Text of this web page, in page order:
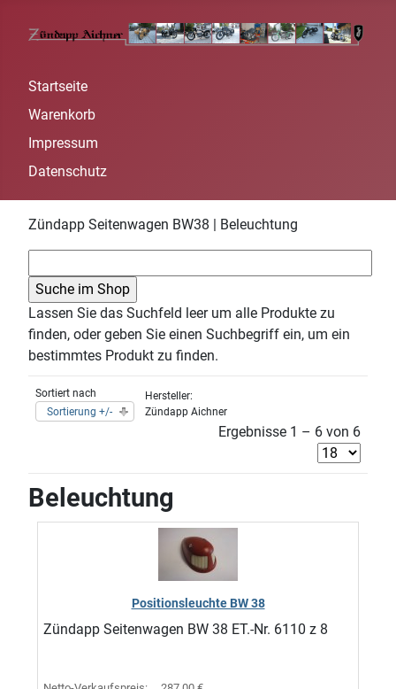
Startseite
Warenkorb
Impressum
Datenschutz
Zündapp Seitenwagen BW38 | Beleuchtung
Lassen Sie das Suchfeld leer um alle Produkte zu
finden, oder geben Sie einen Suchbegriff ein, um ein
bestimmtes Produkt zu finden.
Sortiert nach
Sortierung +/-
Hersteller:
Zündapp Aichner
Ergebnisse 1 – 6 von 6
Beleuchtung
Positionsleuchte BW 38
Zündapp Seitenwagen BW 38 ET.-Nr. 6110 z 8